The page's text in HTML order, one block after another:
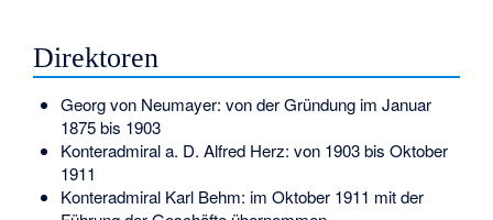
Direktoren
Georg von Neumayer: von der Gründung im Januar
1875 bis 1903
Konteradmiral a. D. Alfred Herz: von 1903 bis Oktober
1911
Konteradmiral Karl Behm: im Oktober 1911 mit der